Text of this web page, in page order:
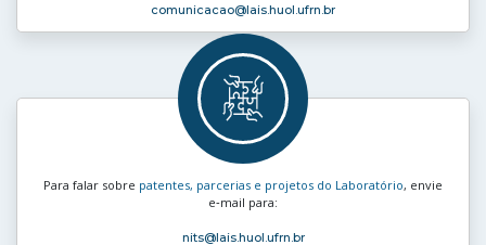
comunicacao@lais.huol.ufrn.br
Para falar sobre patentes, parcerias e projetos do Laboratório, envie
e‑mail para:
nits@lais.huol.ufrn.br